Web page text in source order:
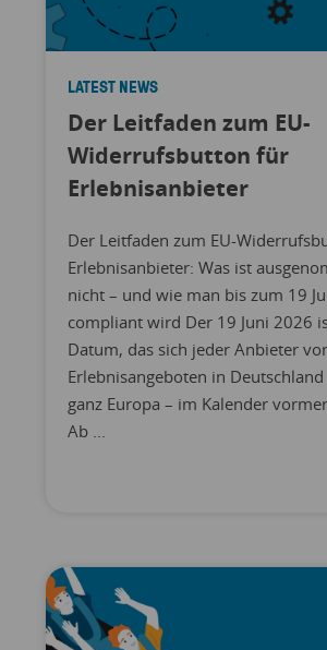
LATEST NEWS
Der Leitfaden zum EU-
Widerrufsbutton für
Erlebnisanbieter
Der Leitfaden zum EU-
Erlebnisanbieter: Was ist
nicht – und wie man bis zum 19
compliant wird Der 19 Juni 2026
Datum, das sich jeder Anbieter
Erlebnisangeboten in
ganz Europa – im Kalender
Ab ...